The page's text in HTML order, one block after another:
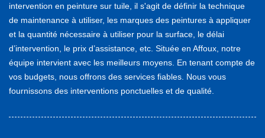
intervention en peinture sur tuile, il s'agit de définir la technique
de maintenance à utiliser, les marques des peintures à appliquer
et la quantité nécessaire à utiliser pour la surface, le délai
d’intervention, le prix d’assistance, etc. Située en Affoux, notre
équipe intervient avec les meilleurs moyens. En tenant compte de
vos budgets, nous offrons des services fiables. Nous vous
fournissons des interventions ponctuelles et de qualité.